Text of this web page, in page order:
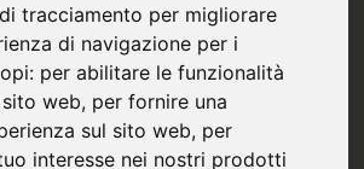
tracciamento per migliorare
di navigazione per i
per abilitare le funzionalità
web, per fornire una
sul sito web, per
interesse nei nostri prodotti